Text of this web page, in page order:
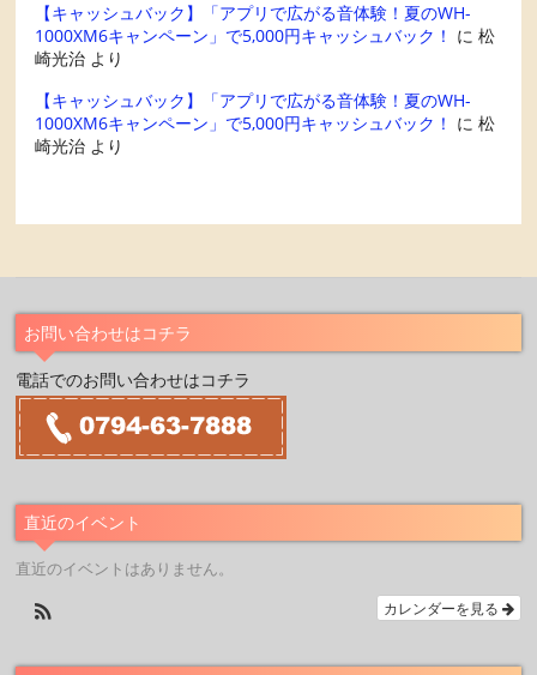
【キャッシュバック】「アプリで広がる音体験！夏のWH-
1000XM6キャンペーン」で5,000円キャッシュバック！ に松
崎光治 より
【キャッシュバック】「アプリで広がる音体験！夏のWH-
1000XM6キャンペーン」で5,000円キャッシュバック！ に松
崎光治 より
お問い合わせはコチラ
電話でのお問い合わせはコチラ
直近のイベント
直近のイベントはありません。
カレンダーを見る